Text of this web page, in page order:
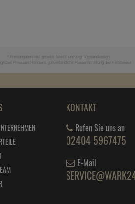
* Preisangaben inkl. gesetzl. MwSt. und zzgl. Versandkosten
Preis des Händlers, Unverbindliche Preisempfehlung des Herstellers
KONTAKT
Rufen Sie uns an
02404 5967475
E-Mail